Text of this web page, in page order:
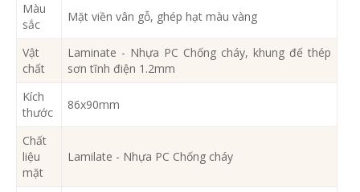
Màu
sắc
Mặt viền vân gỗ, ghép hạt màu vàng
Vật
chất
Laminate - Nhựa PC Chống cháy, khung đế thép
sơn tĩnh điện 1.2mm
Kích
thước
86x90mm
Chất
liệu
mặt
Lamilate - Nhựa PC Chống cháy